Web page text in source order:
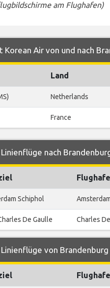
am Flughafen)
Air von und nach
Land
Netherlands
France
nach
Schiphol
De Gaulle Charles
von